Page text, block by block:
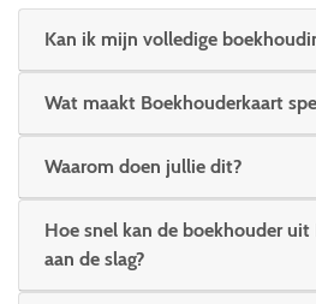
Kan ik mijn volledige
Wat maakt Boekhouderkaart
Waarom doen jullie dit?
Hoe snel kan de boekhouder
aan de slag?